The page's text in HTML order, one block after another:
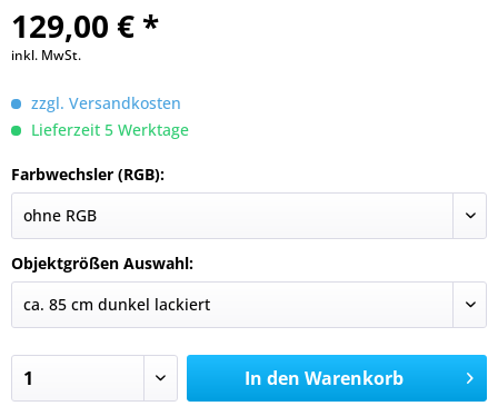
129,00 € *
inkl. MwSt.
zzgl. Versandkosten
Lieferzeit 5 Werktage
Farbwechsler (RGB):
Objektgrößen Auswahl:
In den Warenkorb